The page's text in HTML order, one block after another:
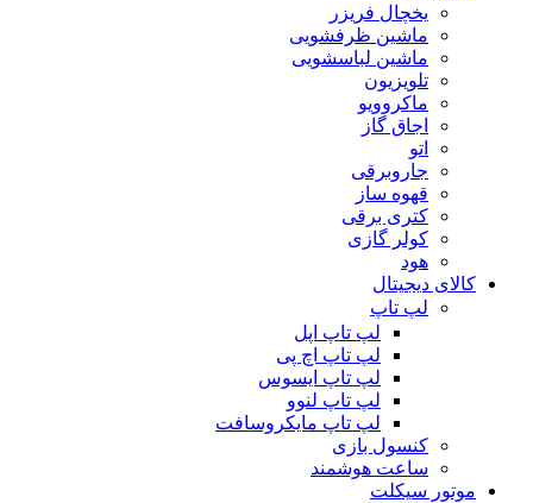
یخچال فریزر
ماشین ظرفشویی
ماشین لباسشویی
تلویزیون
ماکروویو
اجاق گاز
اتو
جاروبرقی
قهوه ساز
کتری برقی
کولر گازی
هود
کالای دیجیتال
لپ تاپ
لپ تاپ اپل
لپ تاپ اچ پی
لپ تاپ ایسوس
لپ تاپ لنوو
لپ تاپ مایکروسافت
کنسول بازی
ساعت هوشمند
موتور سیکلت